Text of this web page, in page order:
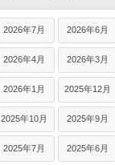
2026年7月 2026年6月
2026年4月 2026年3月
2026年1月 2025年12月
2025年10月 2025年9月
2025年7月 2025年6月